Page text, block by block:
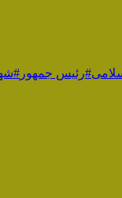
#رئیس جمهور